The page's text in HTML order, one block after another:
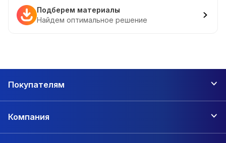
Подберем материалы
Найдем оптимальное решение
Покупателям
Компания